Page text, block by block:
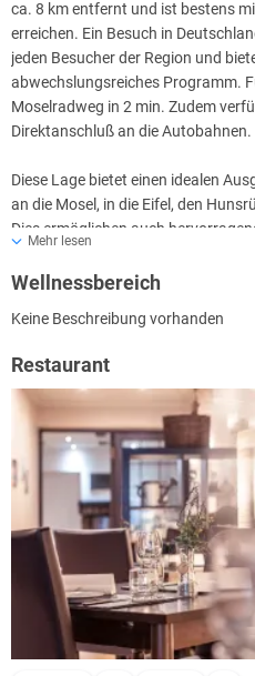
ca. 8 km entfernt und ist bestens
erreichen. Ein Besuch in
jeden Besucher der Region und
abwechslungsreiches Programm.
Moselradweg in 2 min. Zudem
Direktanschluß an die Autobahnen.
Diese Lage bietet einen idealen
an die Mosel, in die Eifel, den
Dies ermöglichen auch
Mehr lesen
Wellnessbereich
Keine Beschreibung vorhanden
Restaurant